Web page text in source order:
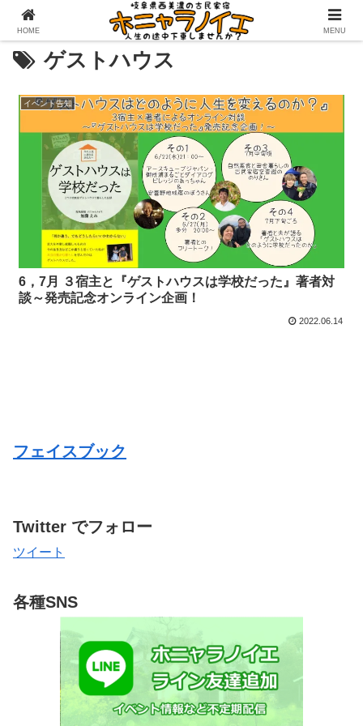
ゲストハウス
イベント告知
6，7月 ３宿主と『ゲストハウスは学校だった』著者対
談～発売記念オンライン企画！
2022.06.14
フェイスブック
Twitter でフォロー
ツイート
各種SNS
HOME MENU